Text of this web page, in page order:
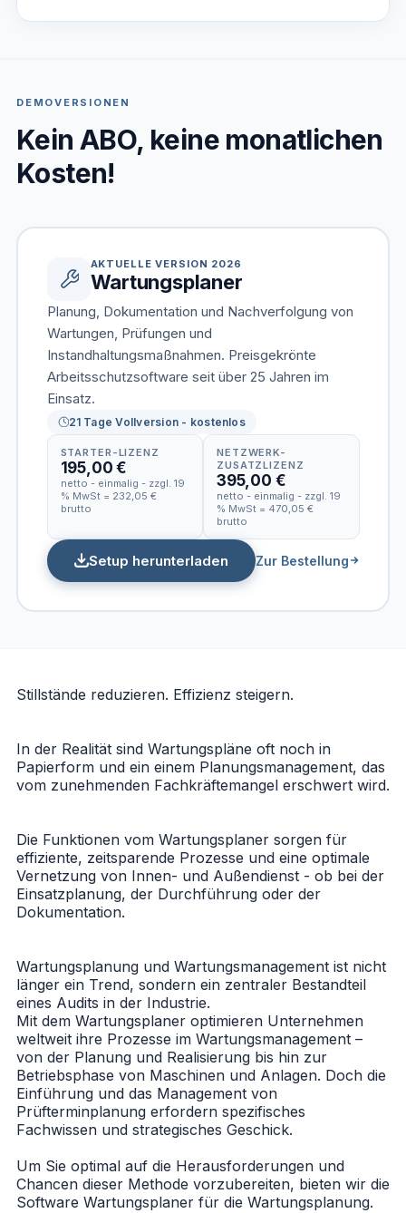
DEMOVERSIONEN
Kein ABO, keine monatlichen
Kosten!
AKTUELLE VERSION 2026
Wartungsplaner
Planung, Dokumentation und Nachverfolgung von
Wartungen, Prüfungen und
Instandhaltungsmaßnahmen. Preisgekrönte
Arbeitsschutzsoftware seit über 25 Jahren im
Einsatz.
21 Tage Vollversion - kostenlos
STARTER-LIZENZ
195,00 €
netto - einmalig - zzgl. 19
% MwSt = 232,05 €
brutto
NETZWERK-
ZUSATZLIZENZ
395,00 €
netto - einmalig - zzgl. 19
% MwSt = 470,05 €
brutto
Setup herunterladen Zur Bestellung
Stillstände reduzieren. Effizienz steigern.
In der Realität sind Wartungspläne oft noch in
Papierform und ein einem Planungsmanagement, das
vom zunehmenden Fachkräftemangel erschwert wird.
Die Funktionen vom Wartungsplaner sorgen für
effiziente, zeitsparende Prozesse und eine optimale
Vernetzung von Innen- und Außendienst - ob bei der
Einsatzplanung, der Durchführung oder der
Dokumentation.
Wartungsplanung und Wartungsmanagement ist nicht
länger ein Trend, sondern ein zentraler Bestandteil
eines Audits in der Industrie.
Mit dem Wartungsplaner optimieren Unternehmen
weltweit ihre Prozesse im Wartungsmanagement –
von der Planung und Realisierung bis hin zur
Betriebsphase von Maschinen und Anlagen. Doch die
Einführung und das Management von
Prüfterminplanung erfordern spezifisches
Fachwissen und strategisches Geschick.
Um Sie optimal auf die Herausforderungen und
Chancen dieser Methode vorzubereiten, bieten wir die
Software Wartungsplaner für die Wartungsplanung.